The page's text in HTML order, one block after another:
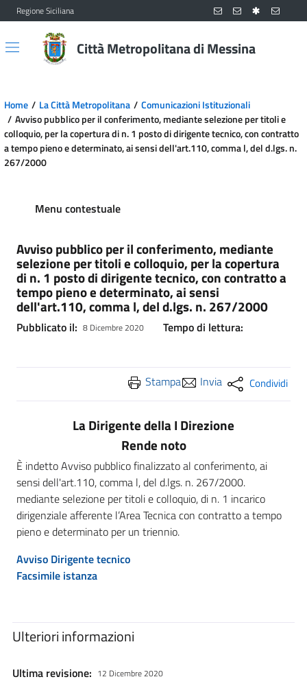
Vai al contenuto principale
Vai al menu principale
Regione Siciliana
Città Metropolitana di Messina
Home La Città Metropolitana
Comunicazioni Istituzionali
Avviso pubblico per il conferimento, mediante selezione per titoli e
colloquio, per la copertura di n. 1 posto di dirigente tecnico, con contratto
a tempo pieno e determinato, ai sensi dell'art.110, comma l, del d.lgs. n.
267/2000
Menu contestuale
Avviso pubblico per il conferimento, mediante
selezione per titoli e colloquio, per la copertura
di n. 1 posto di dirigente tecnico, con contratto a
tempo pieno e determinato, ai sensi
dell'art.110, comma l, del d.lgs. n. 267/2000
Pubblicato il: 8 Dicembre 2020 Tempo di lettura:
Stampa Invia Condividi
La Dirigente della I Direzione
Rende noto
È indetto Avviso pubblico finalizzato al conferimento, ai
sensi dell'art.110, comma l, del d.lgs. n. 267/2000.
mediante selezione per titoli e colloquio, di n. 1 incarico
dirigenziale afferente l’Area Tecnica con contratto a tempo
pieno e determinato per un triennio.
Avviso Dirigente tecnico
Facsimile istanza
Ulteriori informazioni
Ultima revisione: 12 Dicembre 2020